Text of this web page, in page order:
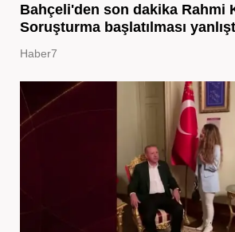
Bahçeli'den son dakika Rahmi
Soruşturma başlatılması
Haber7